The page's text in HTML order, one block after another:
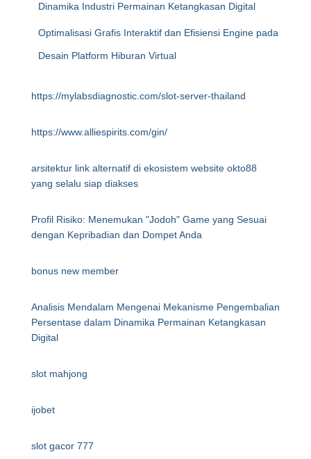
Dinamika Industri Permainan Ketangkasan Digital
Optimalisasi Grafis Interaktif dan Efisiensi Engine pada
Desain Platform Hiburan Virtual
https://mylabsdiagnostic.com/slot-server-thailand
https://www.alliespirits.com/gin/
arsitektur link alternatif di ekosistem website okto88
yang selalu siap diakses
Profil Risiko: Menemukan "Jodoh" Game yang Sesuai
dengan Kepribadian dan Dompet Anda
bonus new member
Analisis Mendalam Mengenai Mekanisme Pengembalian
Persentase dalam Dinamika Permainan Ketangkasan
Digital
slot mahjong
ijobet
slot gacor 777